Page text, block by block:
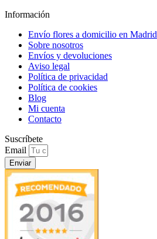
Información
Envío flores a domicilio en Madrid
Sobre nosotros
Envíos y devoluciones
Aviso legal
Política de privacidad
Política de cookies
Blog
Mi cuenta
Contacto
Suscríbete
Email
Enviar